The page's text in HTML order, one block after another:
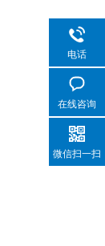
电话
在线咨询
微信扫一扫